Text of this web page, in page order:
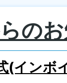
の
(インボ